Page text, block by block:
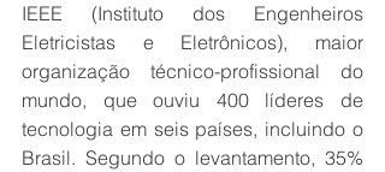
IEEE (Instituto dos Engenheiros
Eletricistas e Eletrônicos), maior
organização técnico-profissional do
mundo, que ouviu 400 líderes de
tecnologia em seis países, incluindo o
Brasil. Segundo o levantamento, 35%